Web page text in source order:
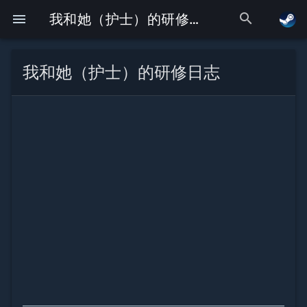
menu 我和她（护士）的研修日志 search
我和她（护士）的研修日志